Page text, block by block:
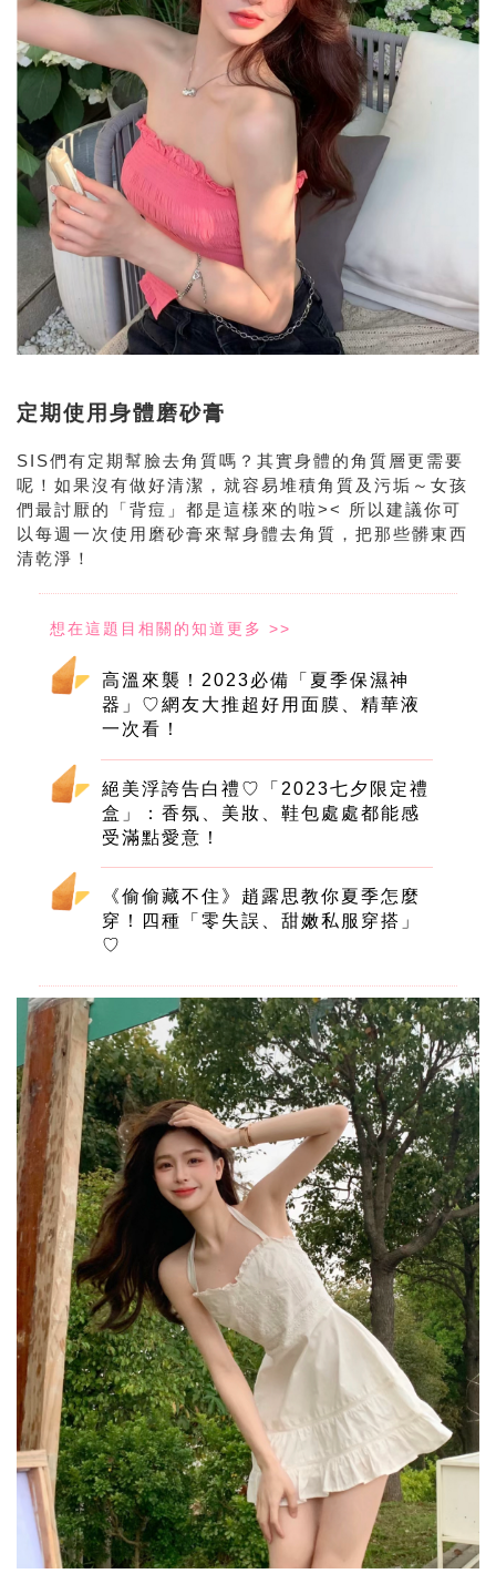
定期使用身體磨砂膏
SIS們有定期幫臉去角質嗎？其實身體的角質層更需要
呢！如果沒有做好清潔，就容易堆積角質及污垢～女孩
們最討厭的「背痘」都是這樣來的啦>< 所以建議你可
以每週一次使用磨砂膏來幫身體去角質，把那些髒東西
清乾淨！
高溫來襲！2023必備「夏季保濕神
器」♡網友大推超好用面膜、精華液
一次看！
絕美浮誇告白禮♡「2023七夕限定禮
盒」：香氛、美妝、鞋包處處都能感
受滿點愛意！
《偷偷藏不住》趙露思教你夏季怎麼
穿！四種「零失誤、甜嫩私服穿搭」
♡